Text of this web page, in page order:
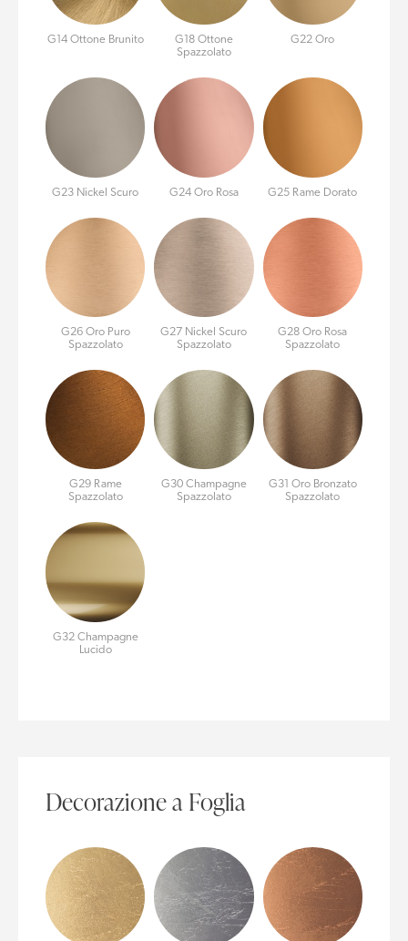
G14 Ottone Brunito
G18 Ottone
Spazzolato
G22 Oro
G23 Nickel Scuro G24 Oro Rosa G25 Rame Dorato
G26 Oro Puro
Spazzolato
G27 Nickel Scuro
Spazzolato
G28 Oro Rosa
Spazzolato
G29 Rame
Spazzolato
G30 Champagne
Spazzolato
G31 Oro Bronzato
Spazzolato
G32 Champagne
Lucido
Decorazione a Foglia